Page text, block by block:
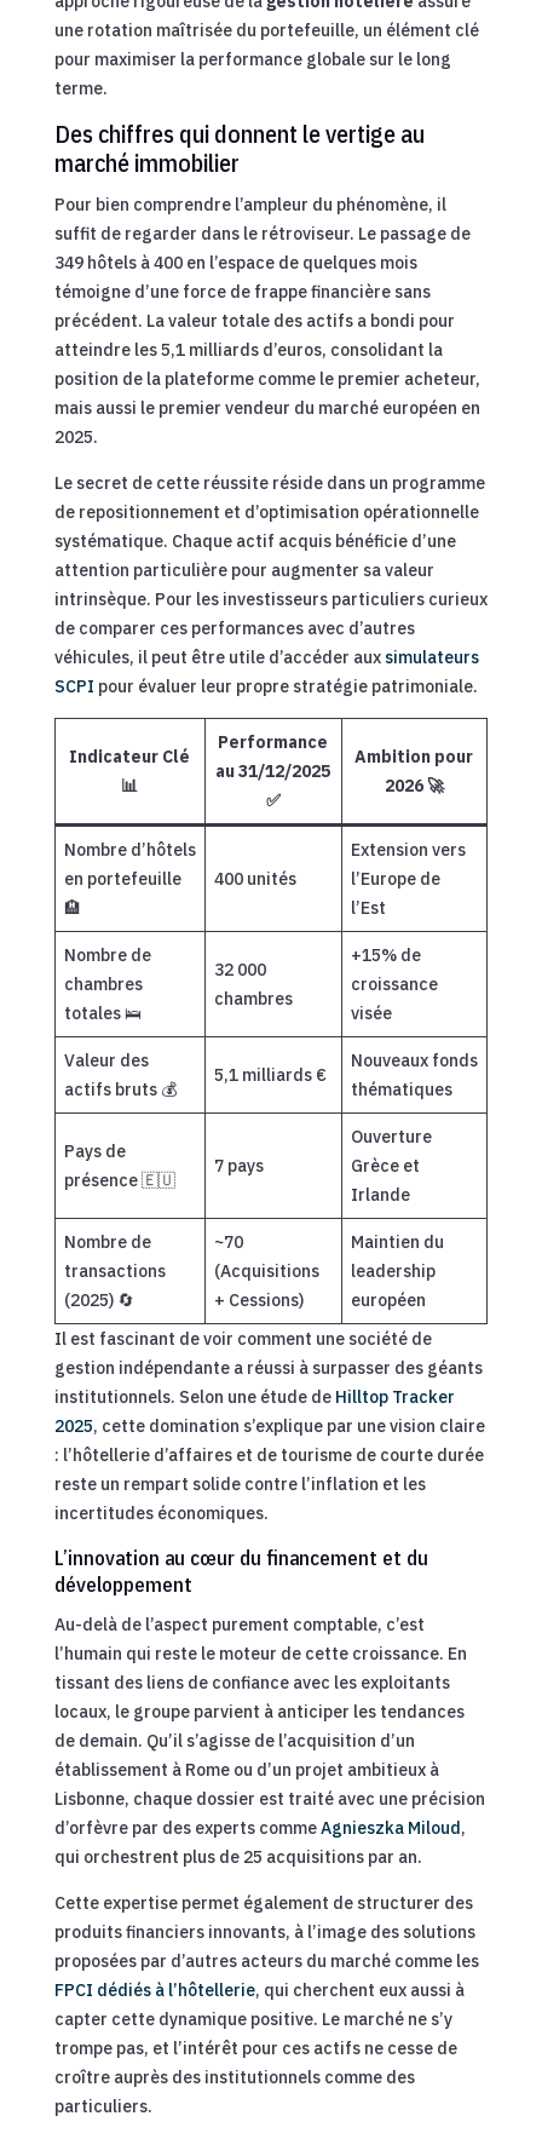
une rotation maîtrisée du portefeuille, un élément clé
pour maximiser la performance globale sur le long
terme.
Des chiffres qui donnent le vertige au
marché immobilier
Pour bien comprendre l’ampleur du phénomène, il
suffit de regarder dans le rétroviseur. Le passage de
349 hôtels à 400 en l’espace de quelques mois
témoigne d’une force de frappe financière sans
précédent. La valeur totale des actifs a bondi pour
atteindre les 5,1 milliards d’euros, consolidant la
position de la plateforme comme le premier acheteur,
mais aussi le premier vendeur du marché européen en
2025.
Le secret de cette réussite réside dans un programme
de repositionnement et d’optimisation opérationnelle
systématique. Chaque actif acquis bénéficie d’une
attention particulière pour augmenter sa valeur
intrinsèque. Pour les investisseurs particuliers curieux
de comparer ces performances avec d’autres
véhicules, il peut être utile d’accéder aux simulateurs
SCPI pour évaluer leur propre stratégie patrimoniale.
Indicateur Clé
📊
Performance
au 31/12/2025
✅
Ambition pour
2026 🚀
Nombre d’hôtels
en portefeuille
🏨
400 unités
Extension vers
l’Europe de
l’Est
Nombre de
chambres
totales 🛌
32 000
chambres
+15% de
croissance
visée
Valeur des
actifs bruts 💰
5,1 milliards €
Nouveaux fonds
thématiques
Pays de
présence 🇪🇺
7 pays
Ouverture
Grèce et
Irlande
Nombre de
transactions
(2025) 🔄
~70
(Acquisitions
+ Cessions)
Maintien du
leadership
européen
Il est fascinant de voir comment une société de
gestion indépendante a réussi à surpasser des géants
institutionnels. Selon une étude de Hilltop Tracker
2025, cette domination s’explique par une vision claire
: l’hôtellerie d’affaires et de tourisme de courte durée
reste un rempart solide contre l’inflation et les
incertitudes économiques.
L’innovation au cœur du financement et du
développement
Au-delà de l’aspect purement comptable, c’est
l’humain qui reste le moteur de cette croissance. En
tissant des liens de confiance avec les exploitants
locaux, le groupe parvient à anticiper les tendances
de demain. Qu’il s’agisse de l’acquisition d’un
établissement à Rome ou d’un projet ambitieux à
Lisbonne, chaque dossier est traité avec une précision
d’orfèvre par des experts commeAgnieszka Miloud,
qui orchestrent plus de 25 acquisitions par an.
Cette expertise permet également de structurer des
produits financiers innovants, à l’image des solutions
proposées par d’autres acteurs du marché comme les
FPCI dédiés à l’hôtellerie, qui cherchent eux aussi à
capter cette dynamique positive. Le marché ne s’y
trompe pas, et l’intérêt pour ces actifs ne cesse de
croître auprès des institutionnels comme des
particuliers.